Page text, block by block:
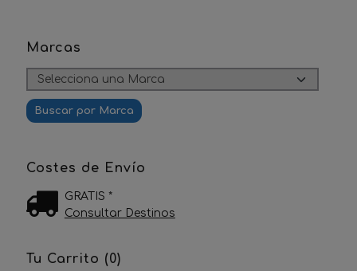
Marcas
Costes de Envío
GRATIS *
Consultar Destinos
Tu Carrito (0)